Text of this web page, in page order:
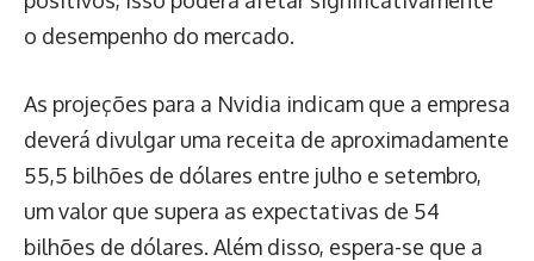
o desempenho do mercado.
As projeções para a Nvidia indicam que a empresa
deverá divulgar uma receita de aproximadamente
55,5 bilhões de dólares entre julho e setembro,
um valor que supera as expectativas de 54
bilhões de dólares. Além disso, espera-se que a